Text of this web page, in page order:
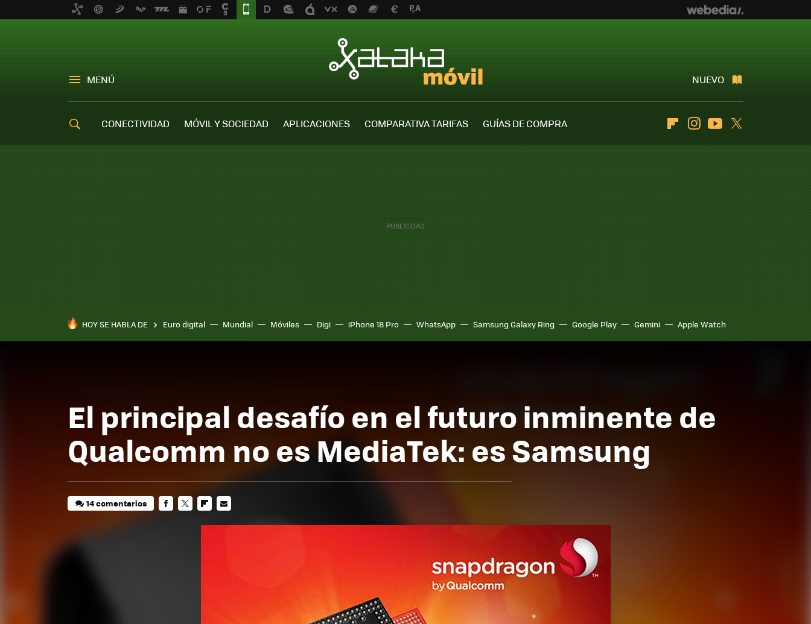
MENÚ NUEVO
CONECTIVIDAD MÓVIL Y SOCIEDAD APLICACIONES COMPARATIVA TARIFAS
GUÍAS DE COMPRA
FlipboardInstagramYoutube
HOY SE HABLA DE Euro digital Mundial Móviles Digi iPhone 18 Pro WhatsApp Samsung Galaxy Ring Google Play Gemini Apple Watch
El principal desafío en el futuro inminente de
Qualcomm no es MediaTek: es Samsung
14 comentarios